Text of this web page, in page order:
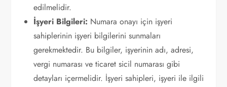
edilmelidir.
İşyeri Bilgileri: Numara onayı için işyeri
sahiplerinin işyeri bilgilerini sunmaları
gerekmektedir. Bu bilgiler, işyerinin adı, adresi,
vergi numarası ve ticaret sicil numarası gibi
detayları içermelidir. İşyeri sahipleri, işyeri ile ilgili